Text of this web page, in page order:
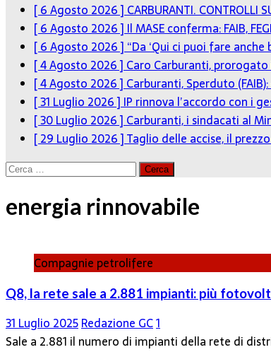
[ 6 Agosto 2026 ] CARBURANTI. CONTROLLI
[ 6 Agosto 2026 ] Il MASE conferma: FAIB,
[ 6 Agosto 2026 ] “Da ‘Qui ci puoi fare
[ 4 Agosto 2026 ] Caro Carburanti,
[ 4 Agosto 2026 ] Carburanti, Sperduto
[ 31 Luglio 2026 ] IP rinnova l’accordo con i
[ 30 Luglio 2026 ] Carburanti, i sindacati al
[ 29 Luglio 2026 ]Taglio delle accise, il
Ricerca
energia rinnovabile
Compagnie petrolifere
Q8, la rete sale a 2.881 impianti: più
31 Luglio 2025Redazione GC1
Sale a 2.881 il numero di impianti della rete di